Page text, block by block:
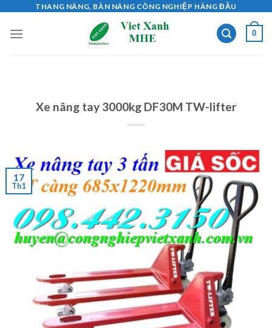
content
THANG NÂNG, BÀN NÂNG CÔNG NGHIỆP HÀNG ĐẦU
0
Xe nâng tay 3000kg DF30M TW-lifter
17
Th1